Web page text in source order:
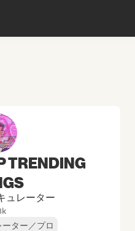
TRENDING
ュレーター
ーター／プロ